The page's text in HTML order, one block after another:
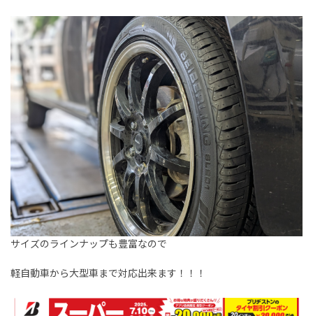
サイズのラインナップも豊富なので
軽自動車から大型車まで対応出来ます！！！